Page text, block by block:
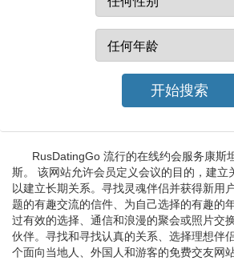
RusDatingGo 流行的在线约会服务康斯
斯。 该网站允许会员定义会议的目的，建立
以建立长期关系。寻找灵魂伴侣并获得新用
题的有趣交流的信件、为自己选择的有趣的
过有效的选择、通信和浪漫的聚会或照片交
伙伴。寻找和寻找认真的关系、选择理想伴
个面向当地人、外国人和游客的免费交友网